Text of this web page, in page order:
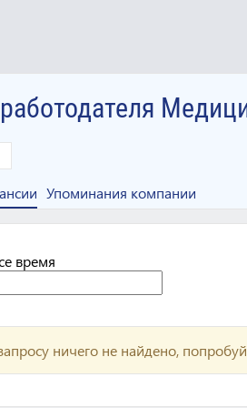
Упоминания компании
время
ничего не найдено,